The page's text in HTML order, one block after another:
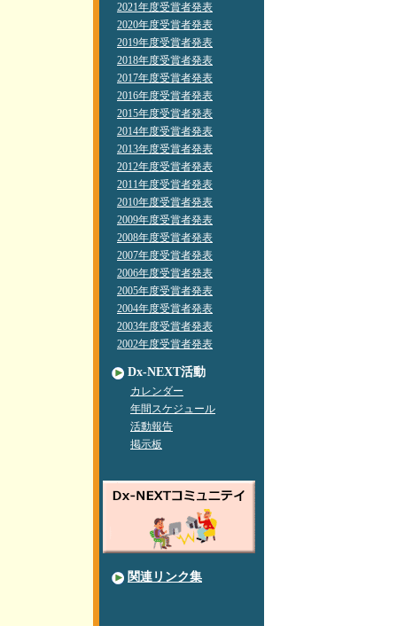
2021年度受賞者発表
2020年度受賞者発表
2019年度受賞者発表
2018年度受賞者発表
2017年度受賞者発表
2016年度受賞者発表
2015年度受賞者発表
2014年度受賞者発表
2013年度受賞者発表
2012年度受賞者発表
2011年度受賞者発表
2010年度受賞者発表
2009年度受賞者発表
2008年度受賞者発表
2007年度受賞者発表
2006年度受賞者発表
2005年度受賞者発表
2004年度受賞者発表
2003年度受賞者発表
2002年度受賞者発表
Dx-NEXT活動
カレンダー
年間スケジュール
活動報告
掲示板
関連リンク集